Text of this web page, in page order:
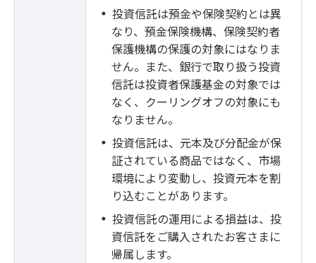
投資信託は預金や保険契約とは異
なり、預金保険機構、保険契約者
保護機構の保護の対象にはなりま
せん。また、銀行で取り扱う投資
信託は投資者保護基金の対象では
なく、クーリングオフの対象にも
なりません。
投資信託は、元本及び分配金が保
証されている商品ではなく、市場
環境により変動し、投資元本を割
り込むことがあります。
投資信託の運用による損益は、投
資信託をご購入されたお客さまに
帰属します。